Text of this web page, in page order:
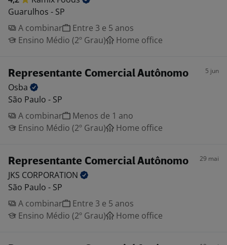
Guarulhos - SP
A combinar
Entre 3 e 5 anos
Ensino Médio (2º Grau)
Home office
Representante Comercial Autônomo 5 jun
Osba
São Paulo - SP
A combinar
Menos de 1 ano
Ensino Médio (2º Grau)
Home office
Representante Comercial Autônomo 29 mai
JKS CORPORATION
São Paulo - SP
A combinar
Entre 3 e 5 anos
Ensino Médio (2º Grau)
Home office